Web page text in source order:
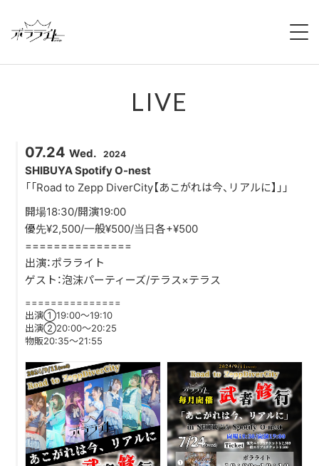
NEWS
MEMBERS
LIVE
CONTACT
FANLETTER
SHOP
LIVE
07.24 Wed. 2024
SHIBUYA Spotify O-nest
「「Road to Zepp DiverCity【あこがれは今、リアルに】」」
開場18:30/開演19:00
優先¥2,500/一般¥500/当日各+¥500
===============
出演：ポラライト
ゲスト：泡沫パーティーズ/テラス×テラス
===============
出演①19:00～19:10
出演②20:00～20:25
物販20:35～21:55